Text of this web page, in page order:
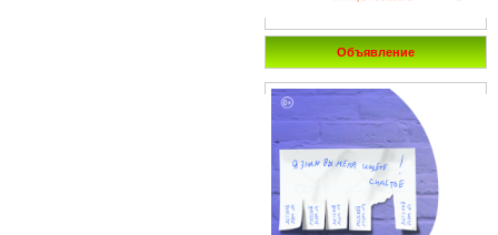
Объявление